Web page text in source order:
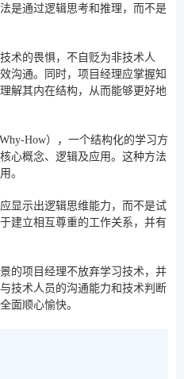
是通过逻辑思考和推理，而不是
术的畏惧，不自贬为非技术人
沟通。同时，项目经理应掌握知
解其内在结构，从而能够更好地
How），一个结构化的学习方
心概念、逻辑及应用。这种方法
。
显示出逻辑思维能力，而不是试
建立相互尊重的工作关系，并有
的项目经理不放弃学习技术，并
技术人员的沟通能力和技术判断
面顺心愉快。